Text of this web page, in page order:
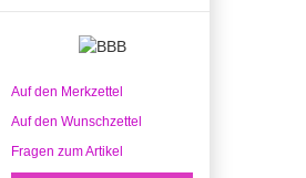
Auf den Merkzettel
Auf den Wunschzettel
Fragen zum Artikel